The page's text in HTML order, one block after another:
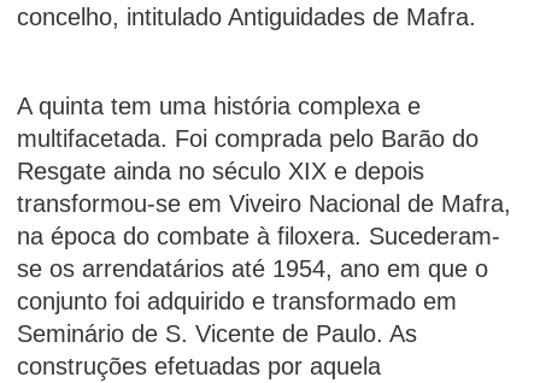
concelho, intitulado Antiguidades de Mafra.
A quinta tem uma história complexa e
multifacetada. Foi comprada pelo Barão do
Resgate ainda no século XIX e depois
transformou-se em Viveiro Nacional de Mafra,
na época do combate à filoxera. Sucederam-
se os arrendatários até 1954, ano em que o
conjunto foi adquirido e transformado em
Seminário de S. Vicente de Paulo. As
construções efetuadas por aquela